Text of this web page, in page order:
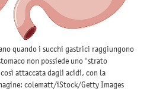
quando i succhi gastrici raggiungono
non possiede uno “strato
attaccata dagli acidi, con la
colematt/iStock/Getty Images